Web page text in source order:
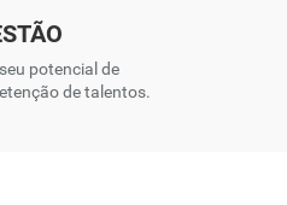
potencial de
de talentos.